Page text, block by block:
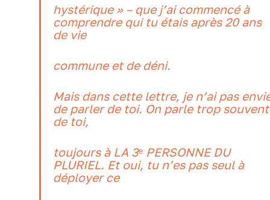
hystérique » – que j’ai commencé à
comprendre qui tu étais après 20 ans
de vie
commune et de déni.
Mais dans cette lettre, je n’ai pas
de parler de toi. On parle trop souvent
de toi,
toujours à LA 3ᵉ PERSONNE DU
PLURIEL. Et oui, tu n’es pas seul à
déployer ce